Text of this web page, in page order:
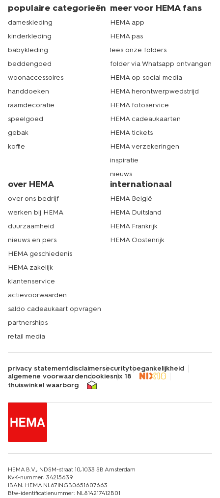
populaire categorieën
dameskleding
kinderkleding
babykleding
beddengoed
woonaccessoires
handdoeken
raamdecoratie
speelgoed
gebak
koffie
meer voor HEMA fans
HEMA app
HEMA pas
lees onze folders
folder via Whatsapp ontvangen
HEMA op social media
HEMA herontwerpwedstrijd
HEMA fotoservice
HEMA cadeaukaarten
HEMA tickets
HEMA verzekeringen
inspiratie
nieuws
over HEMA
over ons bedrijf
werken bij HEMA
duurzaamheid
nieuws en pers
HEMA geschiedenis
HEMA zakelijk
klantenservice
actievoorwaarden
saldo cadeaukaart opvragen
partnerships
retail media
internationaal
HEMA België
HEMA Duitsland
HEMA Frankrijk
HEMA Oostenrijk
privacy statementdisclaimersecuritytoegankelijkheid
algemene voorwaardencookiesnix 18
thuiswinkel waarborg
HEMA B.V., NDSM-straat 10,1033 SB Amsterdam
KvK-nummer: 34215639
IBAN: HEMA NL67INGB0651607663
Btw-identificatienummer: NL814217412B01